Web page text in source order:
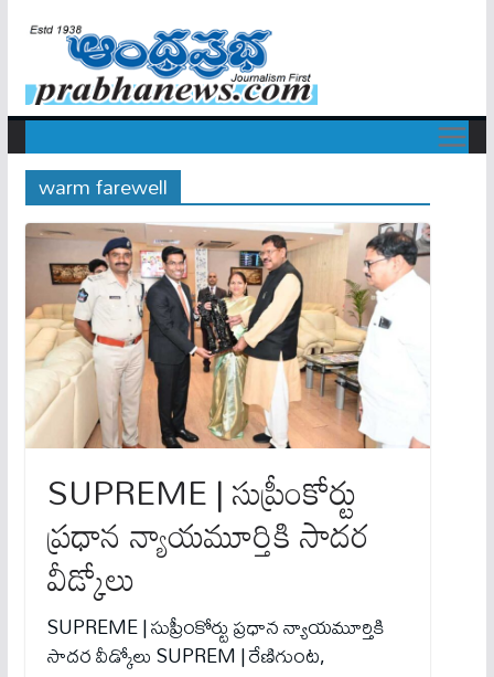
warm farewell
SUPREME | సుప్రీంకోర్టు
ప్రధాన న్యాయమూర్తికి సాదర
వీడ్కోలు
SUPREME | సుప్రీంకోర్టు ప్రధాన న్యాయమూర్తికి
సాదర వీడ్కోలు SUPREM | రేణిగుంట,